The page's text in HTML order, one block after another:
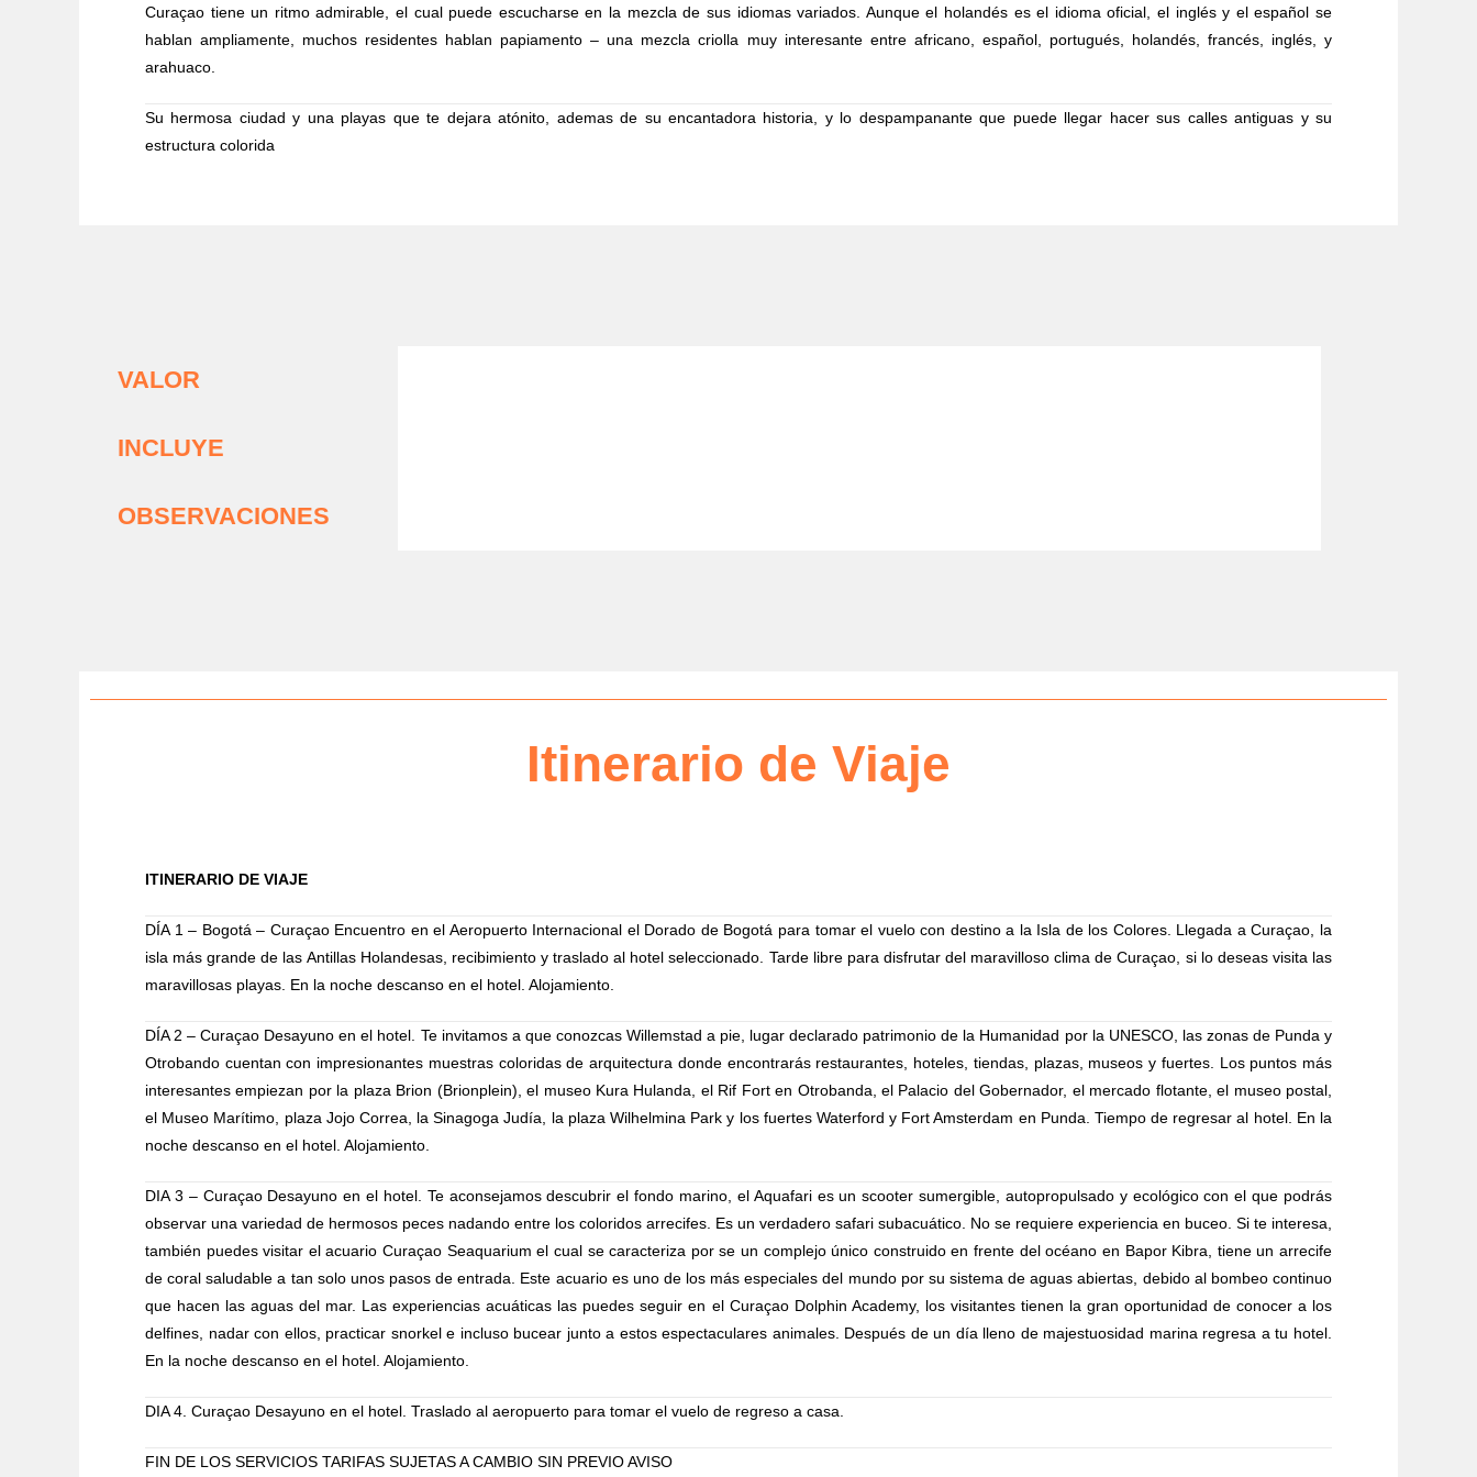
Curaçao tiene un ritmo admirable, el cual puede escucharse en la mezcla de sus idiomas variados. Aunque el holandés es el idioma oficial, el inglés y el español se
hablan ampliamente, muchos residentes hablan papiamento – una mezcla criolla muy interesante entre africano, español, portugués, holandés, francés, inglés, y
arahuaco.
Su hermosa ciudad y una playas que te dejara atónito, ademas de su encantadora historia, y lo despampanante que puede llegar hacer sus calles antiguas y su
estructura colorida
VALOR
INCLUYE
OBSERVACIONES
Itinerario de Viaje
ITINERARIO DE VIAJE
DÍA 1 – Bogotá – CuraçaoEncuentro en el Aeropuerto Internacional el Dorado de Bogotá para tomar el vuelo con destino a la Isla de los Colores. Llegada a Curaçao, la
isla más grande de las Antillas Holandesas, recibimiento y traslado al hotel seleccionado. Tarde libre para disfrutar del maravilloso clima de Curaçao, si lo deseas visita las
maravillosas playas. En la noche descanso en el hotel. Alojamiento.
DÍA 2 – Curaçao Desayuno en el hotel. Te invitamos a que conozcas Willemstad a pie, lugar declarado patrimonio de la Humanidad por la UNESCO, las zonas de Punda y
Otrobando cuentan con impresionantes muestras coloridas de arquitectura donde encontrarás restaurantes, hoteles, tiendas, plazas, museos y fuertes. Los puntos más
interesantes empiezan por la plaza Brion (Brionplein), el museo Kura Hulanda, el Rif Fort en Otrobanda, el Palacio del Gobernador, el mercado flotante, el museo postal,
el Museo Marítimo, plaza Jojo Correa, la Sinagoga Judía, la plaza Wilhelmina Park y los fuertes Waterford y Fort Amsterdam en Punda. Tiempo de regresar al hotel. En la
noche descanso en el hotel. Alojamiento.
DIA 3 – CuraçaoDesayuno en el hotel. Te aconsejamos descubrir el fondo marino, el Aquafari es un scooter sumergible, autopropulsado y ecológico con el que podrás
observar una variedad de hermosos peces nadando entre los coloridos arrecifes. Es un verdadero safari subacuático. No se requiere experiencia en buceo. Si te interesa,
también puedes visitar el acuario Curaçao Seaquarium el cual se caracteriza por se un complejo único construido en frente del océano en Bapor Kibra, tiene un arrecife
de coral saludable a tan solo unos pasos de entrada. Este acuario es uno de los más especiales del mundo por su sistema de aguas abiertas, debido al bombeo continuo
que hacen las aguas del mar. Las experiencias acuáticas las puedes seguir en el Curaçao Dolphin Academy, los visitantes tienen la gran oportunidad de conocer a los
delfines, nadar con ellos, practicar snorkel e incluso bucear junto a estos espectaculares animales. Después de un día lleno de majestuosidad marina regresa a tu hotel.
En la noche descanso en el hotel. Alojamiento.
DIA 4. Curaçao Desayuno en el hotel. Traslado al aeropuerto para tomar el vuelo de regreso a casa.
FIN DE LOS SERVICIOS TARIFAS SUJETAS A CAMBIO SIN PREVIO AVISO